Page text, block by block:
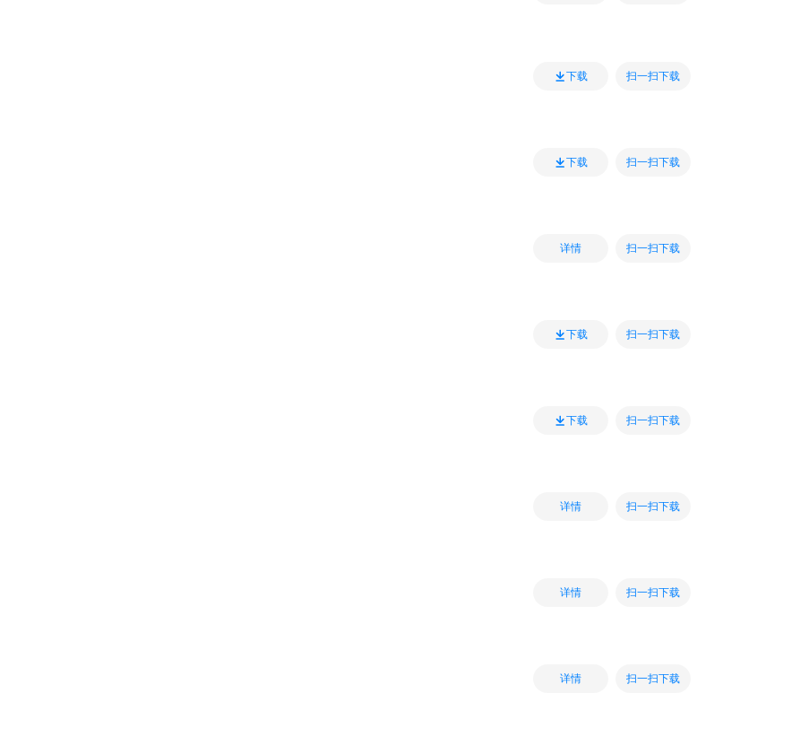
下载 扫一扫下载
下载 扫一扫下载
详情 扫一扫下载
下载 扫一扫下载
下载 扫一扫下载
详情 扫一扫下载
详情 扫一扫下载
详情 扫一扫下载